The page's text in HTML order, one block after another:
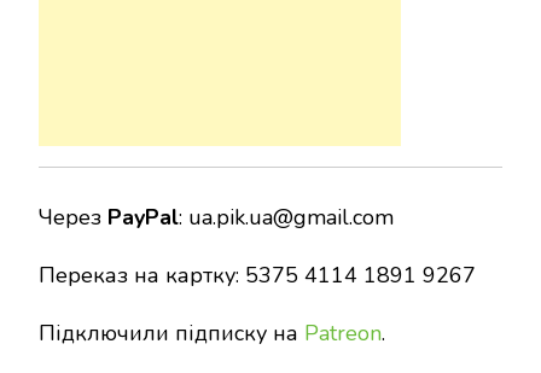
Через PayPal: ua.pik.ua@gmail.com
Переказ на картку: 5375 4114 1891 9267
Підключили підписку на Patreon.